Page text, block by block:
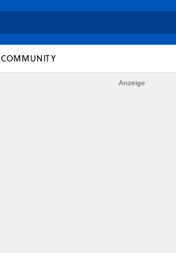
COMMUNITY